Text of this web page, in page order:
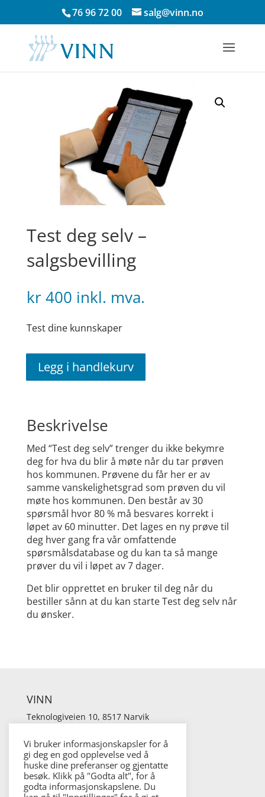
content
76 96 72 00 salg@vinn.no
Test deg selv –
salgsbevilling
kr400 inkl. mva.
Test dine kunnskaper
salgsbevilling
Legg i handlekurv
Beskrivelse
Med “Test deg selv” trenger du ikke bekymre
deg for hva du blir å møte når du tar prøven
hos kommunen. Prøvene du får her er av
samme vanskelighetsgrad som prøven du vil
møte hos kommunen. Den består av 30
spørsmål hvor 80 % må besvares korrekt i
løpet av 60 minutter. Det lages en ny prøve til
deg hver gang fra vår omfattende
spørsmålsdatabase og du kan ta så mange
prøver du vil i løpet av 7 dager.
Det blir opprettet en bruker til deg når du
bestiller sånn at du kan starte Test deg selv når
du ønsker.
VINN
Teknologiveien 10, 8517 Narvik
KONTAKT
Telefon: 76 96 72 00
Vi bruker informasjonskapsler for å
gi deg en god opplevelse ved å
huske dine preferanser og gjentatte
besøk. Klikk på "Godta alt", for å
godta informasjonskapslene. Du